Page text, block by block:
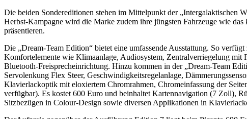
Die beiden Sondereditionen stehen im Mittelpunkt der „Intergalaktischen
Herbst-Kampagne wird die Marke zudem ihre jüngsten Fahrzeuge wie
präsentieren.
Die „Dream-Team Edition“ bietet eine umfassende Ausstattung. So
Komfortelemente wie Klimaanlage, Audiosystem, Zentralverriegelung
Bluetooth-Freisprecheinrichtung. Hinzu kommen in der „Dream-Team
Servolenkung Flex Steer, Geschwindigkeitsregelanlage,
Klavierlackoptik mit eloxiertem Chromrahmen, Chromeinfassung der
verfügbar). Es kostet 600 Euro und beinhaltet Kartennavigation (7 Zoll),
Sitzbezügen in Colour-Design sowie diversen Applikationen in